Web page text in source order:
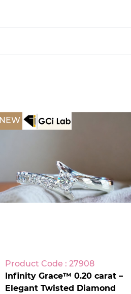
NEW
Product Code : 27908
Infinity Grace™ 0.20 carat –
Elegant Twisted Diamond